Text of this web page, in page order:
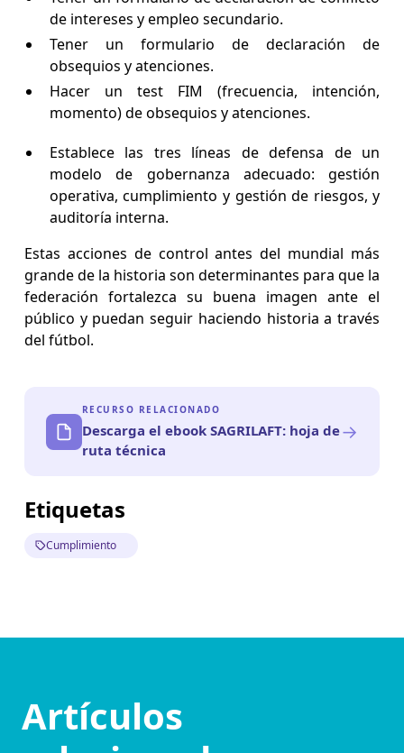
de intereses y empleo secundario.
Tener un formulario de declaración de
obsequios y atenciones.
Hacer un test FIM (frecuencia, intención,
momento) de obsequios y atenciones.
Establece las tres líneas de defensa de un
modelo de gobernanza adecuado: gestión
operativa, cumplimiento y gestión de riesgos, y
auditoría interna.
Estas acciones de control antes del mundial más
grande de la historia son determinantes para que la
federación fortalezca su buena imagen ante el
público y puedan seguir haciendo historia a través
del fútbol.
RECURSO RELACIONADO
Descarga el ebook SAGRILAFT: hoja de
ruta técnica
→
Etiquetas
Cumplimiento
Artículos